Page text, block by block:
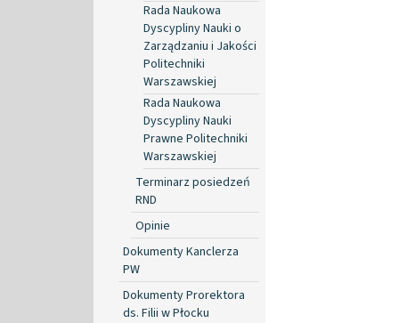
Rada Naukowa
Dyscypliny Nauki o
Zarządzaniu i Jakości
Politechniki
Warszawskiej
Rada Naukowa
Dyscypliny Nauki
Prawne Politechniki
Warszawskiej
Terminarz posiedzeń
RND
Opinie
Dokumenty Kanclerza
PW
Dokumenty Prorektora
ds. Filii w Płocku